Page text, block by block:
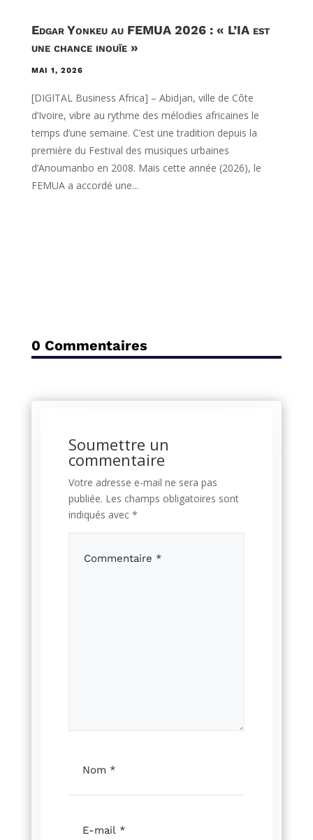
Edgar Yonkeu au FEMUA 2026 : « L’IA est
une chance inouïe »
MAI 1, 2026
[DIGITAL Business Africa] – Abidjan, ville de Côte
d’Ivoire, vibre au rythme des mélodies africaines le
temps d’une semaine. C’est une tradition depuis la
première du Festival des musiques urbaines
d’Anoumanbo en 2008. Mais cette année (2026), le
FEMUA a accordé une...
0 Commentaires
Soumettre un
commentaire
Votre adresse e-mail ne sera pas
publiée. Les champs obligatoires sont
indiqués avec *